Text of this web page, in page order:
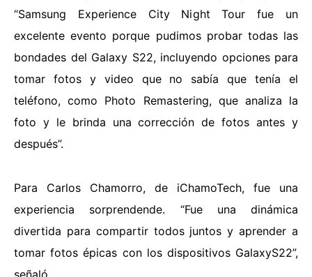
“Samsung Experience City Night Tour fue un
excelente evento porque pudimos probar todas las
bondades del Galaxy S22, incluyendo opciones para
tomar fotos y video que no sabía que tenía el
teléfono, como Photo Remastering, que analiza la
foto y le brinda una corrección de fotos antes y
después”.
Para Carlos Chamorro, de iChamoTech, fue una
experiencia sorprendende. “Fue una dinámica
divertida para compartir todos juntos y aprender a
tomar fotos épicas con los dispositivos GalaxyS22”,
señaló.